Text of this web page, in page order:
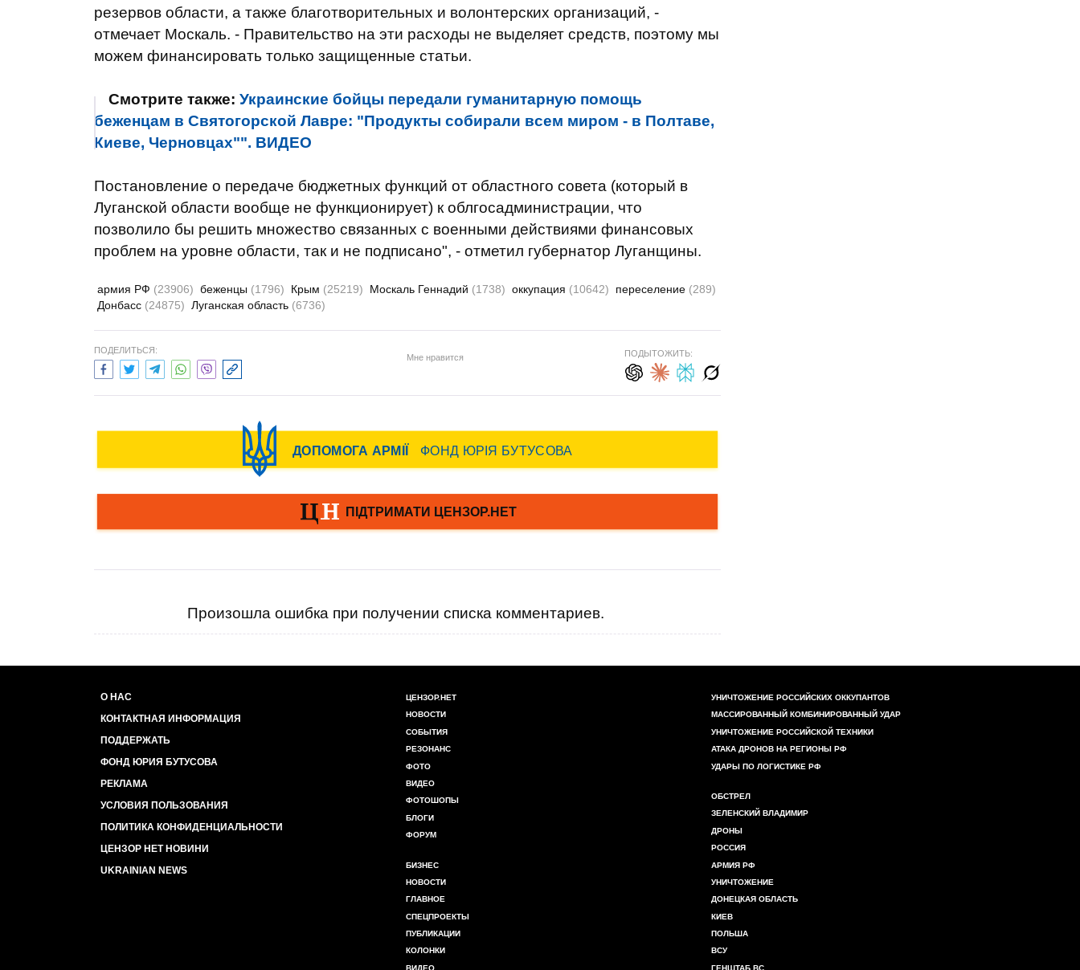
резервов области, а также благотворительных и волонтерских организаций, -
отмечает Москаль. - Правительство на эти расходы не выделяет средств, поэтому мы
можем финансировать только защищенные статьи.
Смотрите также: Украинские бойцы передали гуманитарную помощь
беженцам в Святогорской Лавре: "Продукты собирали всем миром - в Полтаве,
Киеве, Черновцах"". ВИДЕО
Постановление о передаче бюджетных функций от областного совета (который в
Луганской области вообще не функционирует) к облгосадминистрации, что
позволило бы решить множество связанных с военными действиями финансовых
проблем на уровне области, так и не подписано", - отметил губернатор Луганщины.
армия РФ (23906) беженцы (1796) Крым (25219) Москаль Геннадий (1738) оккупация (10642) переселение (289)
Донбасс (24875) Луганская область (6736)
ПОДЕЛИТЬСЯ:
Мне нравится ПОДЫТОЖИТЬ:
Произошла ошибка при получении списка комментариев.
О НАС
КОНТАКТНАЯ ИНФОРМАЦИЯ
ПОДДЕРЖАТЬ
ФОНД ЮРИЯ БУТУСОВА
РЕКЛАМА
УСЛОВИЯ ПОЛЬЗОВАНИЯ
ПОЛИТИКА КОНФИДЕНЦИАЛЬНОСТИ
ЦЕНЗОР НЕТ НОВИНИ
UKRAINIAN NEWS
ЦЕНЗОР.НЕТ
НОВОСТИ
СОБЫТИЯ
РЕЗОНАНС
ФОТО
ВИДЕО
ФОТОШОПЫ
БЛОГИ
ФОРУМ
БИЗНЕС
НОВОСТИ
ГЛАВНОЕ
СПЕЦПРОЕКТЫ
ПУБЛИКАЦИИ
КОЛОНКИ
ВИДЕО
УНИЧТОЖЕНИЕ РОССИЙСКИХ ОККУПАНТОВ
МАССИРОВАННЫЙ КОМБИНИРОВАННЫЙ УДАР
УНИЧТОЖЕНИЕ РОССИЙСКОЙ ТЕХНИКИ
АТАКА ДРОНОВ НА РЕГИОНЫ РФ
УДАРЫ ПО ЛОГИСТИКЕ РФ
ОБСТРЕЛ
ЗЕЛЕНСКИЙ ВЛАДИМИР
ДРОНЫ
РОССИЯ
АРМИЯ РФ
УНИЧТОЖЕНИЕ
ДОНЕЦКАЯ ОБЛАСТЬ
КИЕВ
ПОЛЬША
ВСУ
ГЕНШТАБ ВС